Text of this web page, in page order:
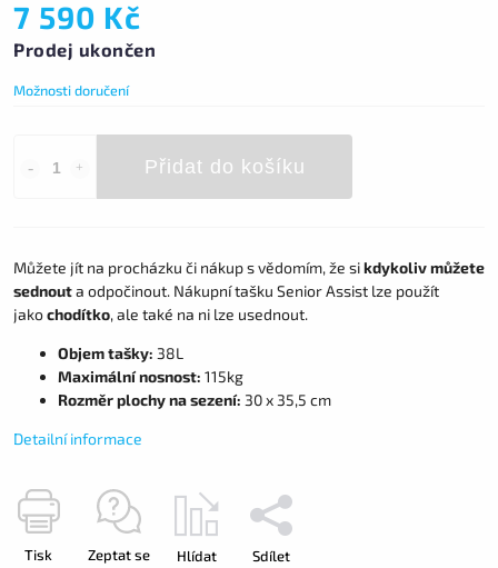
7 590 Kč
Prodej ukončen
Možnosti doručení
Přidat do košíku
Můžete jít na procházku či nákup s vědomím, že sikdykoliv můžete
sednouta odpočinout. Nákupní tašku Senior Assist lze použít
jakochodítko, ale také na ni lze usednout.
Objem tašky: 38L
Maximální nosnost: 115kg
Rozměr plochy na sezení: 30 x 35,5 cm
Detailní informace
Tisk Zeptat se Hlídat Sdílet